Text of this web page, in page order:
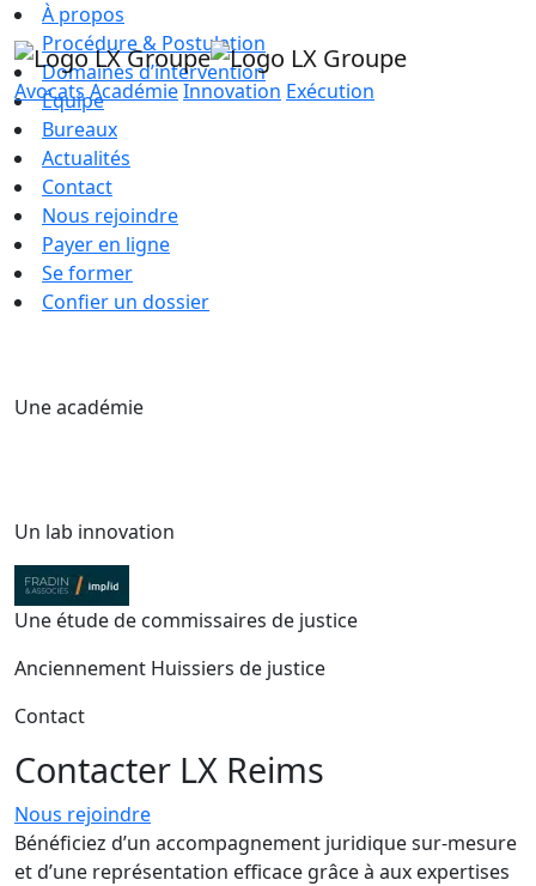
AvocatsAcadémieInnovation Exécution
À propos
Procédure & Postulation
Domaines d’intervention
Équipe
Bureaux
Actualités
Contact
Nous rejoindre
Payer en ligne
Se former
Confier un dossier
Une académie
Un lab innovation
Une étude de commissaires de justice
Anciennement Huissiers de justice
Contact
Contacter LX Reims
Nous rejoindre
Bénéficiez d’un accompagnement juridique sur-mesure
et d’une représentation efficace grâce à aux expertises